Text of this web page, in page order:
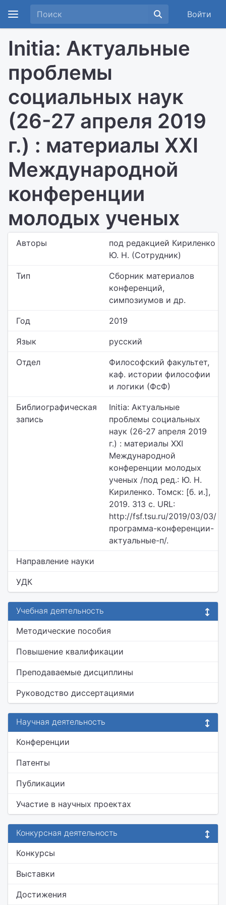
Войти
Initia: Актуальные
проблемы
социальных наук
(26-27 апреля 2019
г.) : материалы XXI
Международной
конференции
молодых ученых
Авторы
под редакцией Кириленко
Ю. Н. (Сотрудник)
Тип
Сборник материалов
конференций,
симпозиумов и др.
Год 2019
Язык русский
Отдел
Философский факультет,
каф. истории философии
и логики (ФсФ)
Библиографическая
запись
Initia: Актуальные
проблемы социальных
наук (26-27 апреля 2019
г.) : материалы XXI
Международной
конференции молодых
ученых /под ред.: Ю. Н.
Кириленко. Томск: [б. и.],
2019. 313 с. URL:
http://fsf.tsu.ru/2019/03/03/
программа-конференции-
актуальные-п/.
Направление науки
УДК
Учебная деятельность
Методические пособия
Повышение квалификации
Преподаваемые дисциплины
Руководство диссертациями
Научная деятельность
Конференции
Патенты
Публикации
Участие в научных проектах
Конкурсная деятельность
Конкурсы
Выставки
Достижения